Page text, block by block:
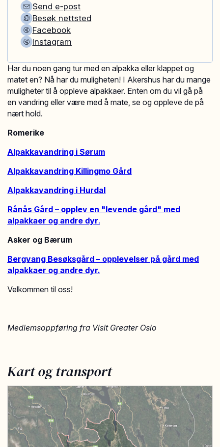
Har du noen gang tur med en alpakka eller klappet og
matet en? Nå har du muligheten! I Akershus har du mange
muligheter til å oppleve alpakkaer. Enten om du vil gå på
en vandring eller være med å mate, se og oppleve de på
nært hold.
Romerike
Alpakkavandring i Sørum
Alpakkavandring Killingmo Gård
Alpakkavandring i Hurdal
Rånås Gård – opplev en "levende gård" med
alpakkaer og andre dyr.
Asker og Bærum
Bergvang Besøksgård – opplevelser på gård med
alpakkaer og andre dyr.
Velkommen til oss!
Medlemsoppføring fra Visit Greater Oslo
Kart og transport
Send e-post
Besøk nettsted
Facebook
Instagram